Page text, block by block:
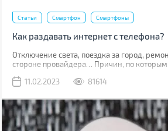
Статьи Смартфон Смартфоны
Как раздавать интернет с телефона?
Отключение света, поездка за город,
стороне провайдера… Причин, по которым
может выручить мобильная сеть, конечно,
11.02.2023 81614